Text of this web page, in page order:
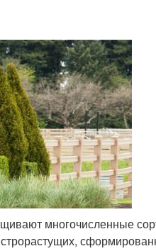
многочисленные